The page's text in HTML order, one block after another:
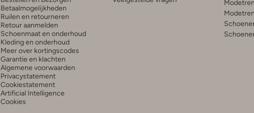
Betaalmogelijkheden
Ruilen en retourneren
Retour aanmelden
Schoenmaat en onderhoud
Kleding en onderhoud
Meer over kortingscodes
Garantie en klachten
Algemene voorwaarden
Privacystatement
Cookiestatement
Artificial Intelligence
Cookies